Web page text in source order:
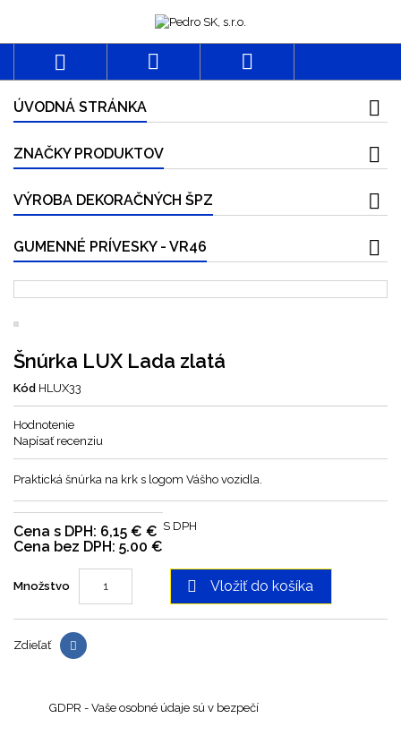
  
ÚVODNÁ STRÁNKA
ZNAČKY PRODUKTOV
VÝROBA DEKORAČNÝCH ŠPZ
GUMENNÉ PRÍVESKY - VR46
Šnúrka LUX Lada zlatá
Kód HLUX33
Hodnotenie
Napísať recenziu
Praktická šnúrka na krk s logom Vášho vozidla.
Cena s DPH: 6,15 € €
Cena bez DPH: 5.00 €
S DPH
Množstvo  Vložiť do košíka
Zdieľať
GDPR - Vaše osobné údaje sú v bezpečí